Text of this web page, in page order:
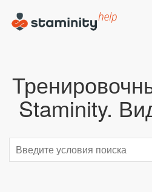
Staminity.